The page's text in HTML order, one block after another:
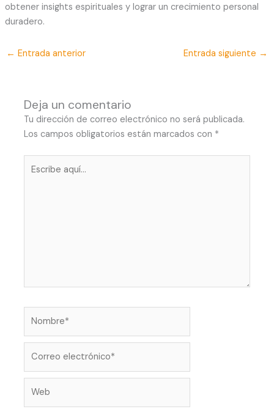
obtener insights espirituales y lograr un crecimiento personal
duradero.
← Entrada anterior Entrada siguiente →
Deja un comentario
Tu dirección de correo electrónico no será publicada.
Los campos obligatorios están marcados con *
electrónico*